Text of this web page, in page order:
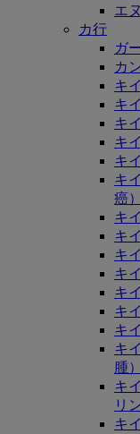
エ
カ行
ガ
カ
キ
キ
キ
キ
キ
キ
癌）
キ
キ
キ
キ
キ
キ
キ
キ
腫）
キ
リ
キ